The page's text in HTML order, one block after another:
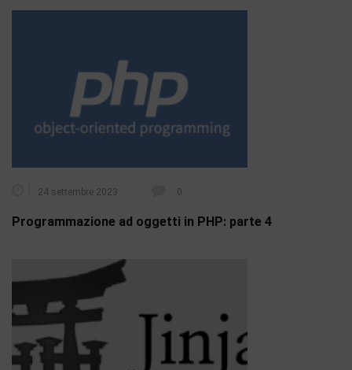
24 settembre 2023 0
Programmazione ad oggetti in PHP: parte 4